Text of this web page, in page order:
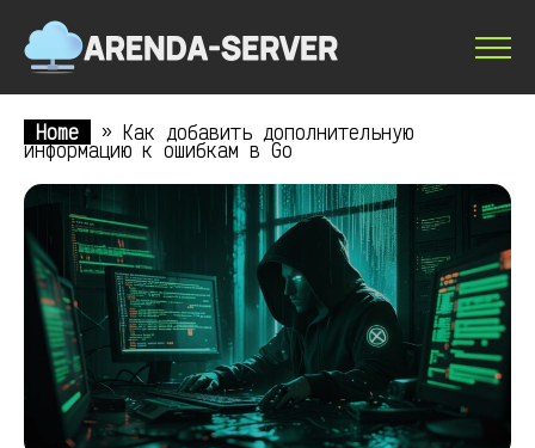
Home » Как добавить дополнительную
информацию к ошибкам в Go